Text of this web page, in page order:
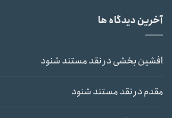
آخرین دیدگاه ها
افشین بخشیدرنقد مستند شنود
مقدمدرنقد مستند شنود